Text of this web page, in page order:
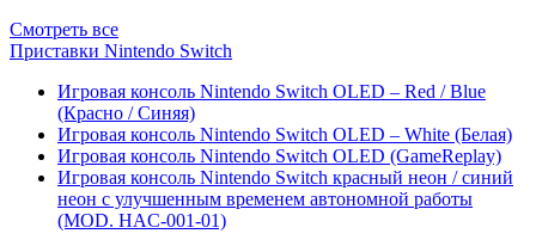
Смотреть все
Приставки Nintendo Switch
Игровая консоль Nintendo Switch OLED – Red / Blue
(Красно / Синяя)
Игровая консоль Nintendo Switch OLED – White (Белая)
Игровая консоль Nintendo Switch OLED (GameReplay)
Игровая консоль Nintendo Switch красный неон / синий
неон с улучшенным временем автономной работы
(MOD. HAC-001-01)